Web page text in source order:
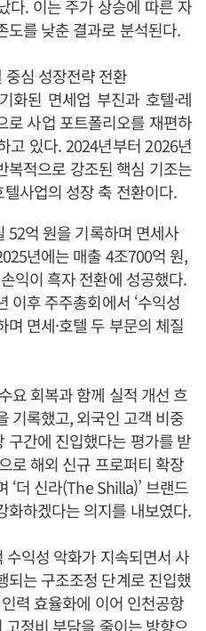
다. 이는 주가 상승에 따른 자
도를 낮춘 결과로 분석된다.
심 성장전략 전환
화된 면세업 부진과 호텔·레
로 사업 포트폴리오를 재편하
고 있다. 2024년부터 2026년
복적으로 강조된 핵심 기조는
사업의 성장 축 전환이다.
52억 원을 기록하며 면세사
년에는 매출 4조700억 원,
익이 흑자 전환에 성공했다.
이후 주주총회에서 ‘수익성
면세·호텔 두 부문의 체질
요 회복과 함께 실적 개선 흐
기록했고, 외국인 고객 비중
구간에 진입했다는 평가를 받
로 해외 신규 프로퍼티 확장
‘더 신라(The Shilla)’ 브랜드
화하겠다는 의지를 내보였다.
익성 악화가 지속되면서 사
되는 구조조정 단계로 진입했
력 효율화에 이어 인천공항
정비 부담을 줄이는 방향으